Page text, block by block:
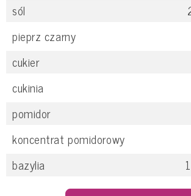
sól
pieprz czarny
cukier
cukinia
pomidor
koncentrat pomidorowy
bazylia
1